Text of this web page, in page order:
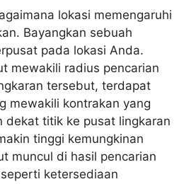
lokasi memengaruhi
Bayangkan sebuah
pada lokasi Anda.
mewakili radius pencarian
tersebut, terdapat
mewakili kontrakan yang
dekat titik ke pusat lingkaran
tinggi kemungkinan
muncul di hasil pencarian
ketersediaan